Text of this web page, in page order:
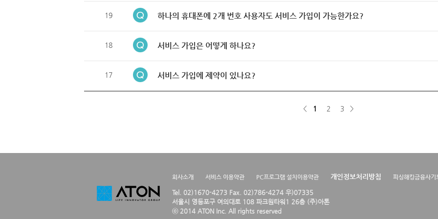
19 하나의 휴대폰에 2개 번호 사용자도 서비스 가입이 가능한가요?
18 서비스 가입은 어떻게 하나요?
17 서비스 가입에 제약이 있나요?
< 1 2 3 >
회사소개 서비스 이용약관 PC프로그램 설치이용약관 개인정보처리방침 피싱해킹금융사기
Tel. 02)1670-4273 Fax. 02)786-4274 우)07335
서울시 영등포구 여의대로 108 파크원타워1 26층 (주)아톤
ⓒ 2014 ATON Inc. All rights reserved